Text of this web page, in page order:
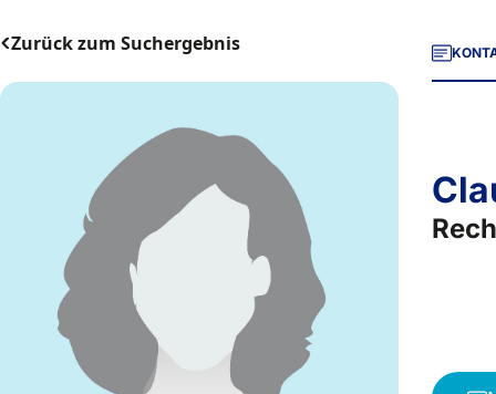
Zurück zum Suchergebnis